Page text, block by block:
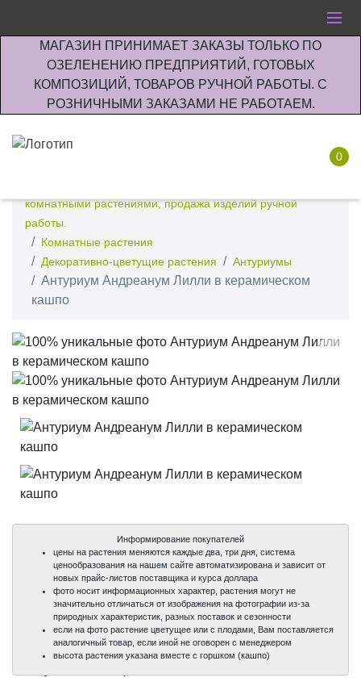
МАГАЗИН ПРИНИМАЕТ ЗАКАЗЫ ТОЛЬКО ПО
ОЗЕЛЕНЕНИЮ ПРЕДПРИЯТИЙ, ГОТОВЫХ
КОМПОЗИЦИЙ, ТОВАРОВ РУЧНОЙ РАБОТЫ. С
РОЗНИЧНЫМИ ЗАКАЗАМИ НЕ РАБОТАЕМ.
0
комнатными растениями, продажа изделий ручной
работы.
Комнатные растения
Декоративно-цветущие растения
Антуриумы
Антуриум Андреанум Лилли в керамическом
кашпо
100%
100%
Информирование покупателей
цены на растения меняются каждые два, три дня, система
ценообразования на нашем сайте автоматизирована и зависит от
новых прайс-листов поставщика и курса доллара
фото носит информационных характер, растения могут не
значительно отличаться от изображения на фотографии из-за
природных характеристик, разных поставок и сезонности
если на фото растение цветущее или с плодами, Вам поставляется
аналогичный товар, если иной не оговорен с менеджером
высота растения указана вместе с горшком (кашпо)